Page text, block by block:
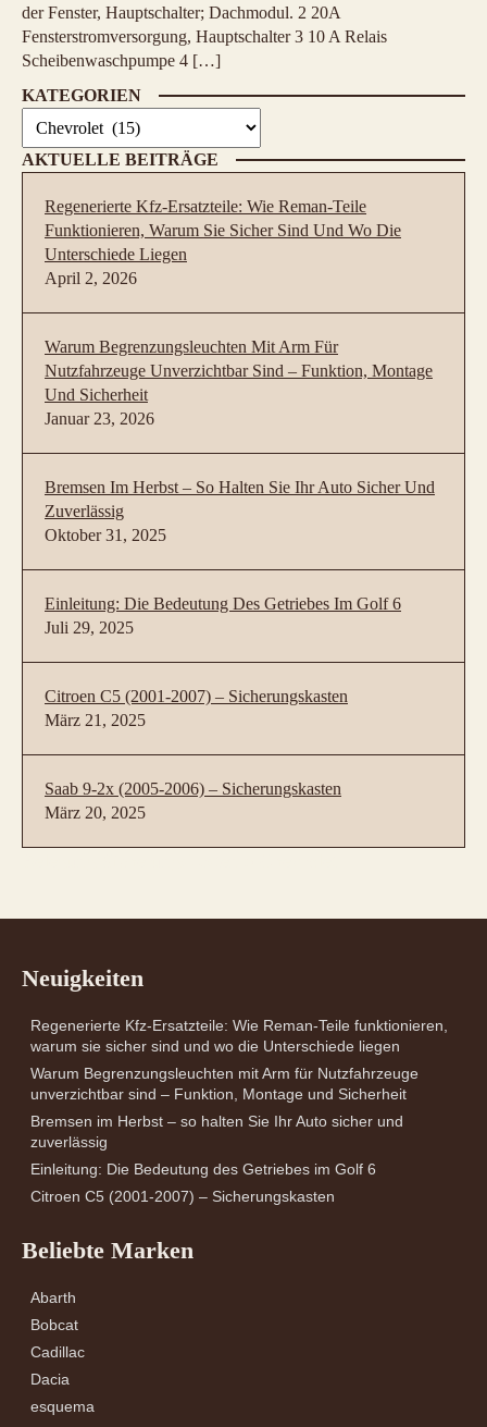
der Fenster, Hauptschalter; Dachmodul. 2 20A
Fensterstromversorgung, Hauptschalter 3 10 A Relais
Scheibenwaschpumpe 4 […]
KATEGORIEN
Kategorien
AKTUELLE BEITRÄGE
Regenerierte Kfz-Ersatzteile: Wie Reman-Teile
Funktionieren, Warum Sie Sicher Sind Und Wo Die
Unterschiede Liegen
April 2, 2026
Warum Begrenzungsleuchten Mit Arm Für
Nutzfahrzeuge Unverzichtbar Sind – Funktion, Montage
Und Sicherheit
Januar 23, 2026
Bremsen Im Herbst – So Halten Sie Ihr Auto Sicher Und
Zuverlässig
Oktober 31, 2025
Einleitung: Die Bedeutung Des Getriebes Im Golf 6
Juli 29, 2025
Citroen C5 (2001-2007) – Sicherungskasten
März 21, 2025
Saab 9-2x (2005-2006) – Sicherungskasten
März 20, 2025
Neuigkeiten
Regenerierte Kfz-Ersatzteile: Wie Reman-Teile funktionieren,
warum sie sicher sind und wo die Unterschiede liegen
Warum Begrenzungsleuchten mit Arm für Nutzfahrzeuge
unverzichtbar sind – Funktion, Montage und Sicherheit
Bremsen im Herbst – so halten Sie Ihr Auto sicher und
zuverlässig
Einleitung: Die Bedeutung des Getriebes im Golf 6
Citroen C5 (2001-2007) – Sicherungskasten
Beliebte Marken
Abarth
Bobcat
Cadillac
Dacia
esquema